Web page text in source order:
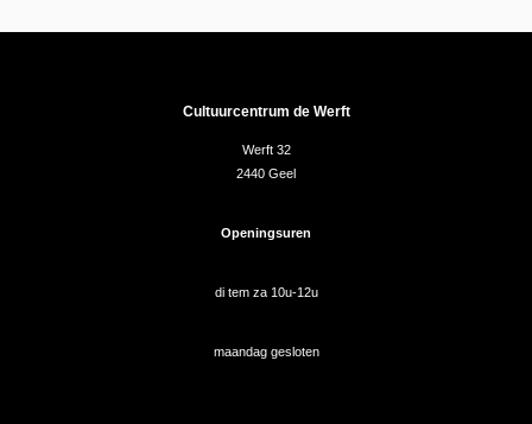
Cultuurcentrum de Werft
Werft 32
2440 Geel
Openingsuren
di tem za 10u-12u
maandag gesloten